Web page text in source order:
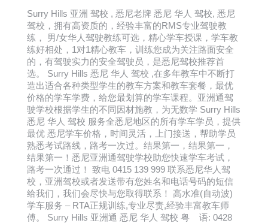
Surry Hills 亚洲 驾校 , 悉尼老牌 悉尼 华人 驾校, 悉尼
驾校，拥有高资质的，经验丰富的RMS专业驾驶教
练， 男/女华人驾驶教练可选，精心学车授课，学车教
练好相处，1对1精心教车，训练您成为关注路面安全
的，有驾驶实力的安全驾驶员，是悉尼驾校推荐首
选。 Surry Hills 悉尼 华人 驾校 ,在多年教车中不断打
造出适合各种类型学生的教车方案和教车套餐，最优
价格的学车学费，给您最划算的学车课程。亚洲通驾
驶学校根据学生的不同因材施教，为无数学 Surry Hills
悉尼 华人 驾校 服务全悉尼地区的所有学车学员，提供
最优 悉尼学车价格，时间灵活，上门接送，帮助学员
熟悉考试路线，路考一次过。结果第一，结果第一，
结果第一！悉尼亚洲通驾驶学校助您快速学车考试，
路考一次通过！ 致电 0415 139 999 联系悉尼华人驾
校，亚洲驾校或者发送带有您姓名和电话号码的短信
给我们，我们会尽快与您取得联系！ 高水准(自动波)
学车服务 – RTA正规训练,专业尽责,经验丰富教车师
傅。 Surry Hills 亚洲通 悉尼 华人 驾校 粤 语: 0428